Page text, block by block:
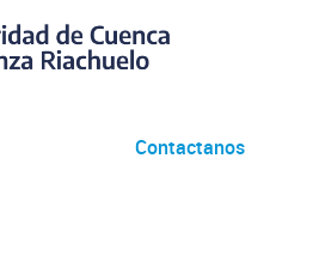
Contactanos